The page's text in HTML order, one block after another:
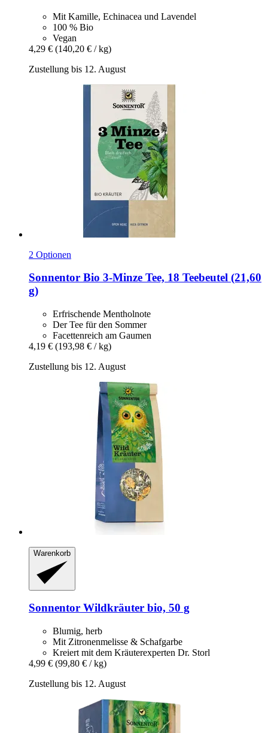
Mit Kamille, Echinacea und Lavendel
100 % Bio
Vegan
4,29 € (140,20 € / kg)
Zustellung bis 12. August
2 Optionen
Sonnentor Bio 3-​Minze Tee, 18 Teebeutel (21,60
g)
Erfrischende Mentholnote
Der Tee für den Sommer
Facettenreich am Gaumen
4,19 € (193,98 € / kg)
Zustellung bis 12. August
Warenkorb
Sonnentor Wildkräuter bio, 50 g
Blumig, herb
Mit Zitronenmelisse & Schafgarbe
Kreiert mit dem Kräuterexperten Dr. Storl
4,99 € (99,80 € / kg)
Zustellung bis 12. August